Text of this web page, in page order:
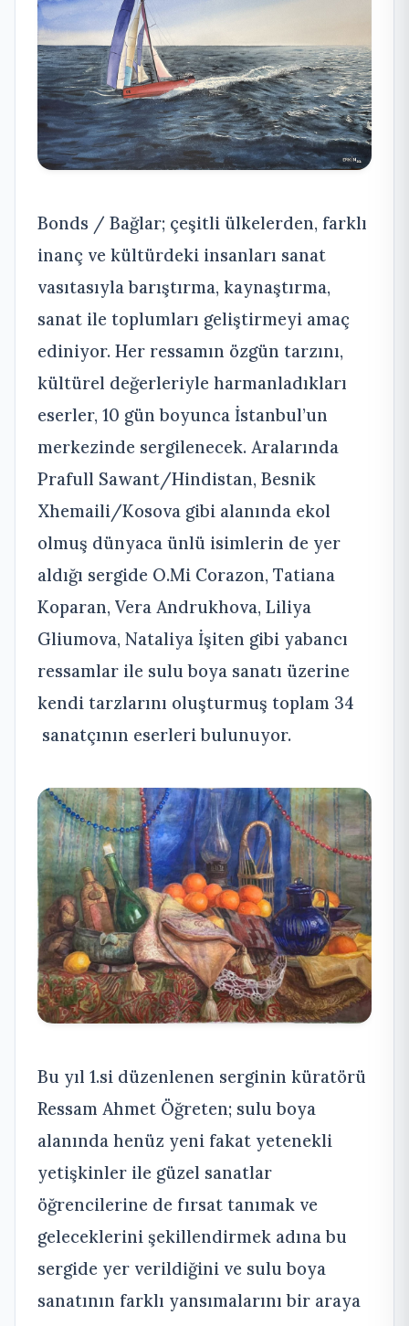
Bonds / Bağlar; çeşitli ülkelerden, farklı
inanç ve kültürdeki insanları sanat
vasıtasıyla barıştırma, kaynaştırma,
sanat ile toplumları geliştirmeyi amaç
ediniyor. Her ressamın özgün tarzını,
kültürel değerleriyle harmanladıkları
eserler, 10 gün boyunca İstanbul’un
merkezinde sergilenecek. Aralarında
Prafull Sawant/Hindistan, Besnik
Xhemaili/Kosova gibi alanında ekol
olmuş dünyaca ünlü isimlerin de yer
aldığı sergide O.Mi Corazon, Tatiana
Koparan, Vera Andrukhova, Liliya
Gliumova, Nataliya İşiten gibi yabancı
ressamlar ile sulu boya sanatı üzerine
kendi tarzlarını oluşturmuş toplam 34
sanatçının eserleri bulunuyor.
Bu yıl 1.si düzenlenen serginin küratörü
Ressam Ahmet Öğreten; sulu boya
alanında henüz yeni fakat yetenekli
yetişkinler ile güzel sanatlar
öğrencilerine de fırsat tanımak ve
geleceklerini şekillendirmek adına bu
sergide yer verildiğini ve sulu boya
sanatının farklı yansımalarını bir araya